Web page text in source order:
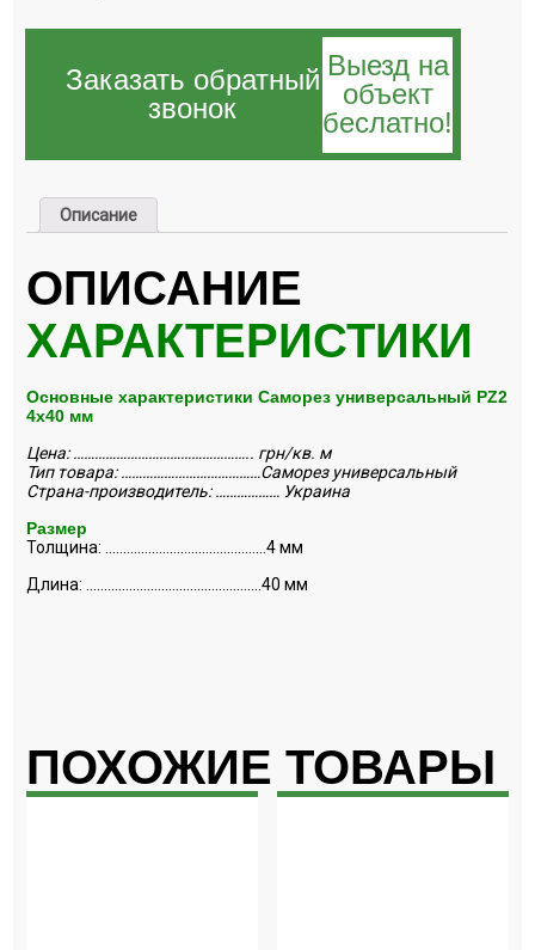
Заказать обратный
звонок
Выезд на
объект
беслатно!
Описание
ОПИСАНИЕ
ХАРАКТЕРИСТИКИ
Основные характеристики Саморез универсальный PZ2
4х40 мм
Цена: ………………………………………….. грн/кв. м
Тип товара: …………………………………Саморез универсальный
Страна-производитель: ……………… Украина
Размер
Толщина: ………………………………………4 мм
Длина: ………………………………………….40 мм
ПОХОЖИЕ ТОВАРЫ